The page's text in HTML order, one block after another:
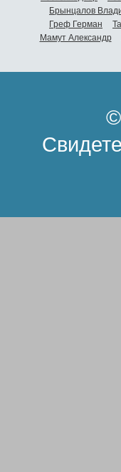
Брынцалов
Греф Герман
Мамут Александр